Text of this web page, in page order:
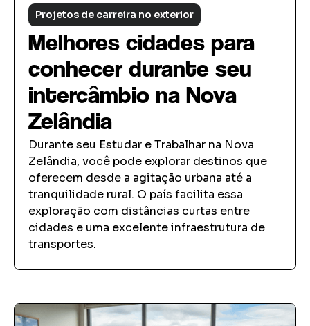
Projetos de carreira no exterior
Melhores cidades para
conhecer durante seu
intercâmbio na Nova
Zelândia
Durante seu Estudar e Trabalhar na Nova
Zelândia, você pode explorar destinos que
oferecem desde a agitação urbana até a
tranquilidade rural. O país facilita essa
exploração com distâncias curtas entre
cidades e uma excelente infraestrutura de
transportes.